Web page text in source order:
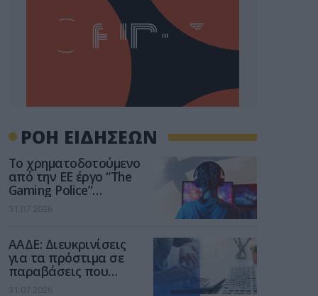
ΡΟΗ ΕΙΔΗΣΕΩΝ
Το χρηματοδοτούμενο
από την ΕΕ έργο “The
Gaming Police”
ενισχύει την ασφάλεια
των παιδιών στο
31.07.2026
ΑΑΔΕ: Διευκρινίσεις
για τα πρόστιμα σε
παραβάσεις που
αφορούν τους ΦΗΜ
31.07.2026